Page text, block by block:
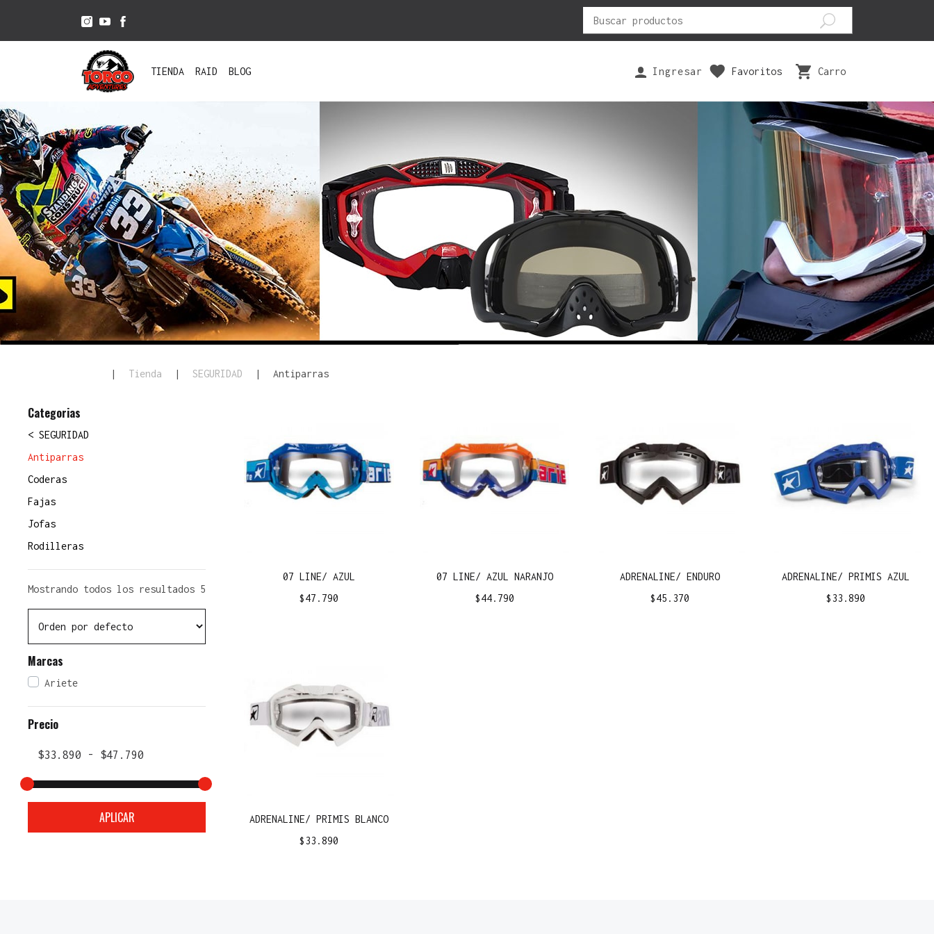
Buscar
por:
TIENDA RAID BLOG Ingresar Favoritos Carro
ACCESORIOS
BOLSOS
PUÑOS
VARIOS
BOMBINES
E-BIKE
RODILLERAS
BICICLETA
ENDURO/CROSS
MOTOR/2T
MOTOR/4T
ADVENTURES
C -ATV
CROSS
URBANA
ANTIPINCHAZO
ATV
CAMARAS
ENDURO-CROSS
SELLADOR-NEUMÁTICO
VARIOS
SEGURIDAD VESTUARIOS
BOTAS
GUANTES
PANTALONES
POLERAS
POLERONES
TRAJES
| Tienda | SEGURIDAD | Antiparras
Categorias
< SEGURIDAD
Antiparras
Coderas
Fajas
Jofas
Rodilleras
Mostrando todos los resultados 5
Marcas
Ariete
Precio
APLICAR
07 LINE/ AZUL
$47.790
07 LINE/ AZUL NARANJO
$44.790
ADRENALINE/ ENDURO
$45.370
ADRENALINE/ PRIMIS AZUL
$33.890
ADRENALINE/ PRIMIS BLANCO
$33.890